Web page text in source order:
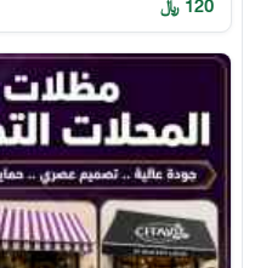
120 ﷼